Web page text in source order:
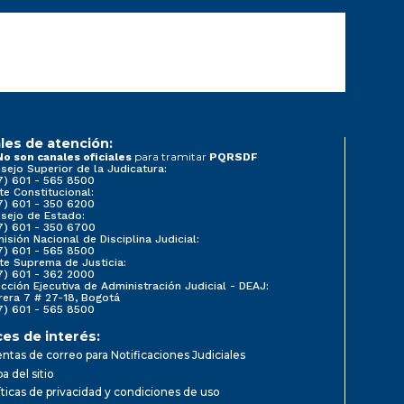
de atención:
son canales oficiales para tramitar PQRSDF
Superior de la Judicatura:
601 - 565 8500
Constitucional:
601 - 350 6200
de Estado:
601 - 350 6700
Nacional de Disciplina Judicial:
601 - 565 8500
Suprema de Justicia:
601 - 362 2000
Ejecutiva de Administración Judicial - DEAJ:
7 # 27-18, Bogotá
601 - 565 8500
de interés:
de correo para Notificaciones Judiciales
del sitio
de privacidad y condiciones de uso